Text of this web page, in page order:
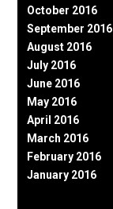
October 2016
September 2016
August 2016
July 2016
June 2016
May 2016
April 2016
March 2016
February 2016
January 2016